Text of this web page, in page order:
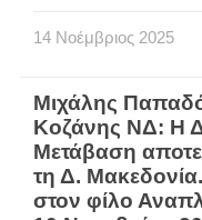
14 Νοέμβριος 2025
Μιχάλης
Κοζάνης ΝΔ: Η
Μετάβαση
τη Δ.
στον φίλο